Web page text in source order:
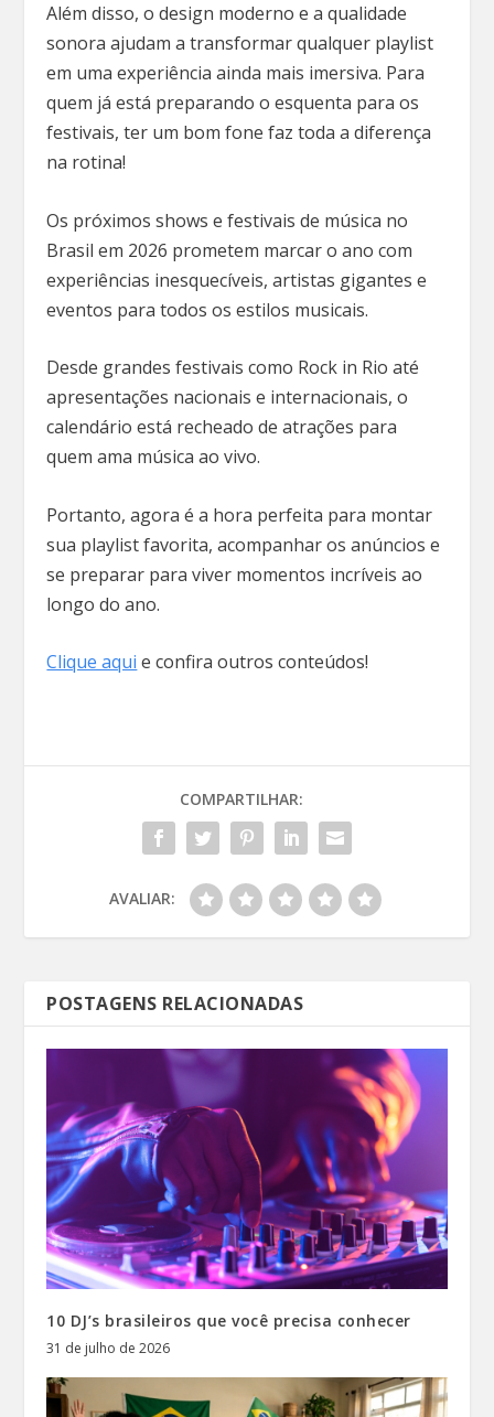
Além disso, o design moderno e a qualidade
sonora ajudam a transformar qualquer playlist
em uma experiência ainda mais imersiva. Para
quem já está preparando o esquenta para os
festivais, ter um bom fone faz toda a diferença
na rotina!
Os próximos shows e festivais de música no
Brasil em 2026 prometem marcar o ano com
experiências inesquecíveis, artistas gigantes e
eventos para todos os estilos musicais.
Desde grandes festivais como Rock in Rio até
apresentações nacionais e internacionais, o
calendário está recheado de atrações para
quem ama música ao vivo.
Portanto, agora é a hora perfeita para montar
sua playlist favorita, acompanhar os anúncios e
se preparar para viver momentos incríveis ao
longo do ano.
Clique aqui e confira outros conteúdos!
COMPARTILHAR:
AVALIAR:
POSTAGENS RELACIONADAS
10 DJ’s brasileiros que você precisa conhecer
31 de julho de 2026